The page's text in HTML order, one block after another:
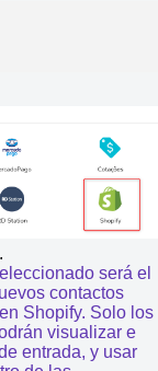
será el
contactos
Shopify. Solo los
visualizar e
entrada, y usar